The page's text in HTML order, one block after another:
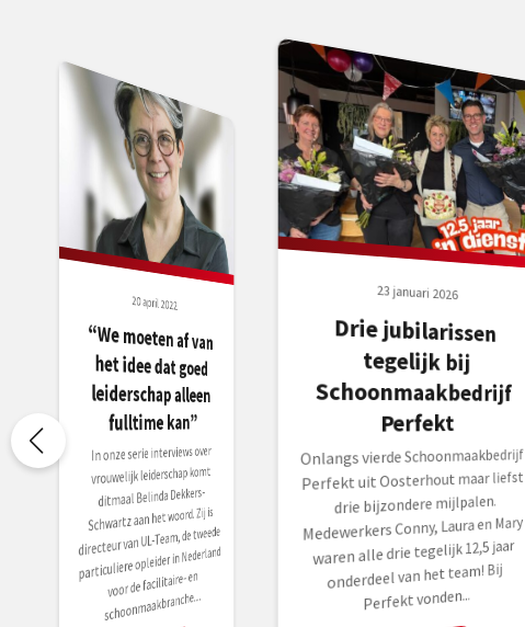
20 april 2022
“We moeten af van
het idee dat goed
leiderschap alleen
fulltime kan”
In onze serie interviews over
vrouwelijk leiderschap komt
ditmaal Belinda Dekkers-
Schwartz aan het woord. Zij is
directeur van UL-Team, de tweede
particuliere opleider in Nederland
voor de facilitaire- en
schoonmaakbranche....
23 januari 2026
Drie jubilarissen
tegelijk bij
Schoonmaakbedrijf
Perfekt
Onlangs vierde Schoonmaakbedrijf
Perfekt uit Oosterhout maar liefst
drie bijzondere mijlpalen.
Medewerkers Conny, Laura en Mary
waren alle drie tegelijk 12,5 jaar
onderdeel van het team! Bij
Perfekt vonden...